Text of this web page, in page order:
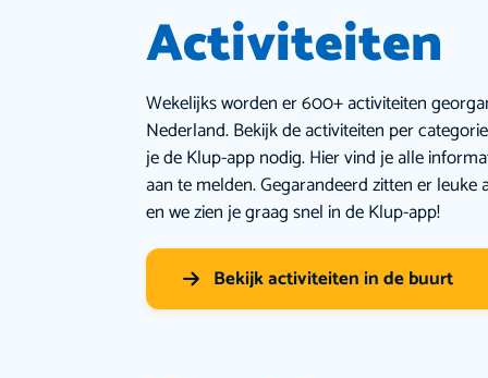
Activiteiten
Wekelijks worden er 600+ activiteiten
Nederland. Bekijk de activiteiten per
je de Klup-app nodig. Hier vind je alle
aan te melden. Gegarandeerd zitten er
en we zien je graag snel in de Klup-app!
Bekijk activiteiten in de buurt